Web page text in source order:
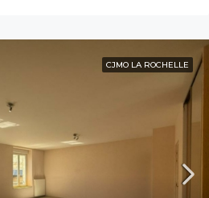
CJMO LA ROCHELLE